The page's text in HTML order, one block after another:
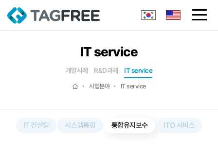
IT service
개발사례 R&D과제 IT service
사업분야 IT service
IT 컨설팅 시스템통합 통합유지보수 ITO 서비스